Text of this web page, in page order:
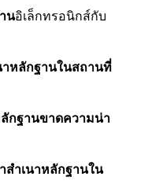
นอิเล็กทรอนิกส์กับ
หลักฐานในสถานที่
กฐานขาดความน่า
สำเนาหลักฐานใน